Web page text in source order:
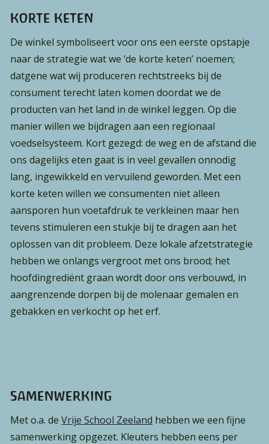
Waar ben je naar op zoek?
KORTE KETEN
De winkel symboliseert voor ons een eerste opstapje
naar de strategie wat we ‘de korte keten’ noemen;
datgene wat wij produceren rechtstreeks bij de
consument terecht laten komen doordat we de
producten van het land in de winkel leggen. Op die
manier willen we bijdragen aan een regionaal
voedselsysteem. Kort gezegd: de weg en de afstand die
ons dagelijks eten gaat is in veel gevallen onnodig
lang, ingewikkeld en vervuilend geworden. Met een
korte keten willen we consumenten niet alleen
aansporen hun voetafdruk te verkleinen maar hen
tevens stimuleren een stukje bij te dragen aan het
oplossen van dit probleem. Deze lokale afzetstrategie
hebben we onlangs vergroot met ons brood; het
hoofdingrediënt graan wordt door ons verbouwd, in
aangrenzende dorpen bij de molenaar gemalen en
gebakken en verkocht op het erf.
SAMENWERKING
Met o.a. deVrije School Zeeland hebben we een fijne
samenwerking opgezet. Kleuters hebben eens per